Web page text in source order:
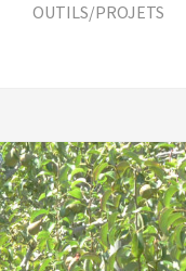
OUTILS/PROJETS